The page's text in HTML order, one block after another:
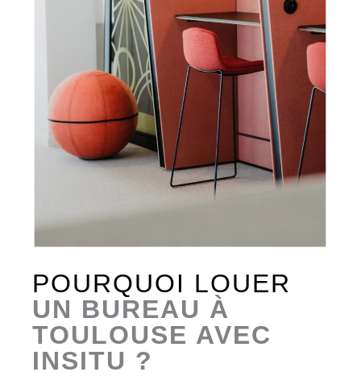
POURQUOI LOUER
UN BUREAU À
TOULOUSE AVEC
INSITU ?